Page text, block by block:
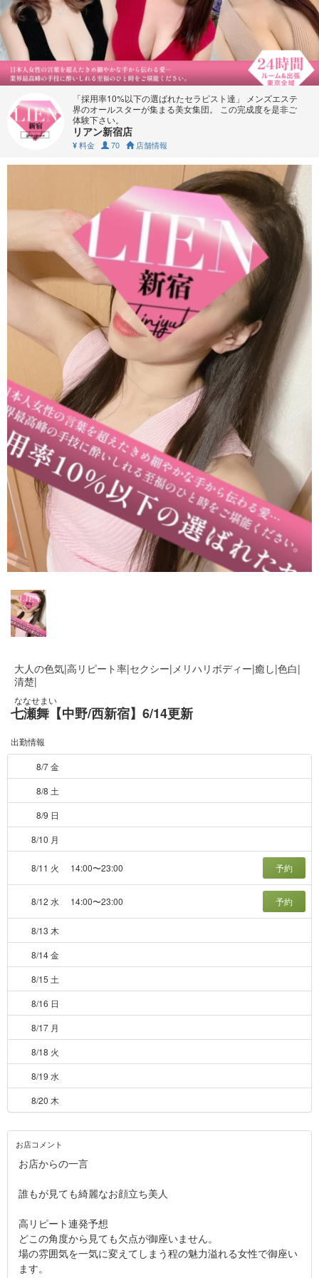
「採用率10%以下の選ばれたセラピスト達」 メンズエステ
界のオールスターが集まる美女集団。 この完成度を是非ご
体験下さい。
リアン新宿店
¥ 料金 70 店舗情報
大人の色気|高リピート率|セクシー|メリハリボディー|癒し|色白|
清楚|
ななせまい
七瀬舞【中野/西新宿】6/14更新
出勤情報
8/7 金
8/8 土
8/9 日
8/10 月
8/11 火 14:00〜23:00 予約
8/12 水 14:00〜23:00 予約
8/13 木
8/14 金
8/15 土
8/16 日
8/17 月
8/18 火
8/19 水
8/20 木
お店コメント
お店からの一言
誰もが見ても綺麗なお顔立ち美人
高リピート連発予想
どこの角度から見ても欠点が御座いません。
場の雰囲気を一気に変えてしまう程の魅力溢れる女性で御座い
ます。